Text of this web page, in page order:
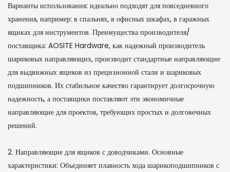
Варианты использования: идеально подходят для повседневного
хранения, например: в спальнях, в офисных шкафах, в гаражных
ящиках для инструментов. Преимущества производителя/
поставщика: AOSITE Hardware, как надежный производитель
шариковых направляющих, производит стандартные направляющие
для выдвижных ящиков из прецизионной стали и шариковых
подшипников. Их стабильное качество гарантирует долгосрочную
надежность, а поставщики поставляют эти экономичные
направляющие для проектов, требующих простых и долговечных
решений.
2. Направляющие для ящиков с доводчиками. Основные
характеристики: Объединяет плавность хода шарикоподшипников с